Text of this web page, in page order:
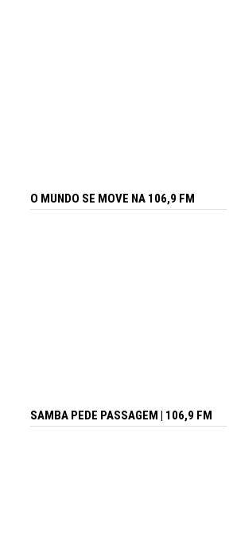
O MUNDO SE MOVE NA 106,9 FM
SAMBA PEDE PASSAGEM | 106,9 FM